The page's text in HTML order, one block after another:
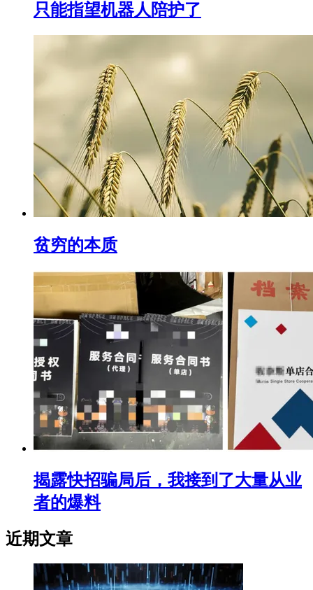
只能指望机器人陪护了
贫穷的本质
揭露快招骗局后，我接到了大量从业
者的爆料
近期文章